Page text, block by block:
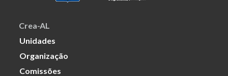
Crea-AL
Unidades
Organização
Comissões